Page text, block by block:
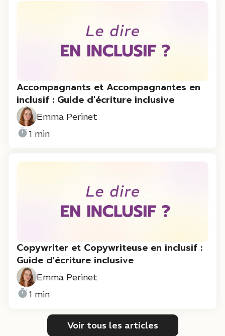
Accompagnants et Accompagnantes en
inclusif : Guide d'écriture inclusive
Emma Perinet
1 min
Copywriter et Copywriteuse en inclusif :
Guide d'écriture inclusive
Emma Perinet
1 min
Voir tous les articles